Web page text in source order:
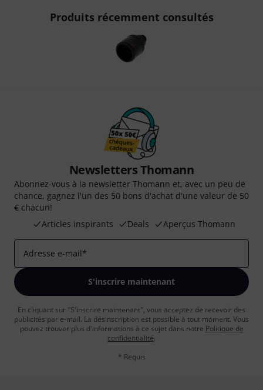
Produits récemment consultés
Newsletters Thomann
Abonnez-vous à la newsletter Thomann et, avec un peu de
chance, gagnez l'un des 50 bons d'achat d'une valeur de 50
€ chacun!
Articles inspirants
Deals Aperçus Thomann
Adresse e-mail*
S'inscrire maintenant
En cliquant sur "S'inscrire maintenant", vous acceptez de recevoir des
publicités par e-mail. La désinscription est possible à tout moment. Vous
pouvez trouver plus d'informations à ce sujet dans notre Politique de
confidentialité.
* Requis